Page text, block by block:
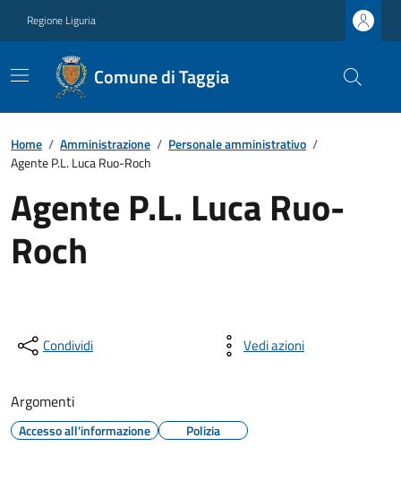
Regione Liguria
Comune di Taggia
Home / Amministrazione / Personale amministrativo /
Agente P.L. Luca Ruo-Roch
Agente P.L. Luca Ruo-
Roch
Condividi Vedi azioni
Argomenti
Accesso all'informazione Polizia